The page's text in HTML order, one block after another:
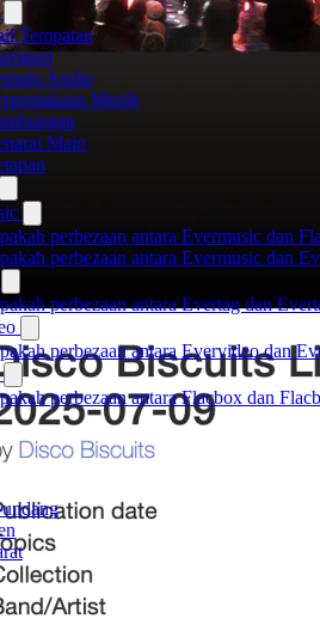
Tempatan
Audio
Muzik
Main
perbezaan antara Evermusic dan
perbezaan antara Evermusic dan
perbezaan antara Evertag dan
perbezaan antara Evervideo dan
perbezaan antara Flacbox dan